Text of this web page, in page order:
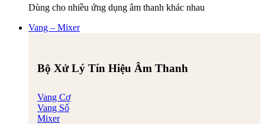
Dùng cho nhiều ứng dụng âm thanh khác nhau
Vang – Mixer
Bộ Xử Lý Tín Hiệu Âm Thanh
Vang Cơ
Vang Số
Mixer